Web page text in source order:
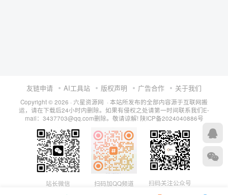
友链申请 AI工具站 版权声明 广告合作 关于我们
Copyright © 2026 · 六星资源网 · 本站所发布的全部内容源于互联网搬
运，请在下载后24小时内删除。如果有侵权之处请第一时间联系我们E-
mail：3437703@qq.com删除。敬请谅解! 陕ICP备2024040886号
站长微信 扫码加QQ频道 扫码关注公众号